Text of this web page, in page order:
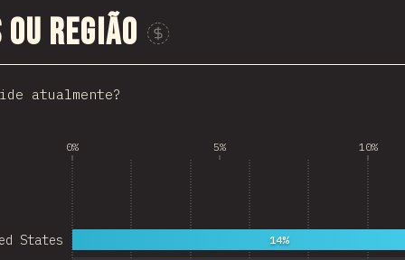
ou região Patrocine este gráfico
atualmente?
0% 5% 10%
States 14%